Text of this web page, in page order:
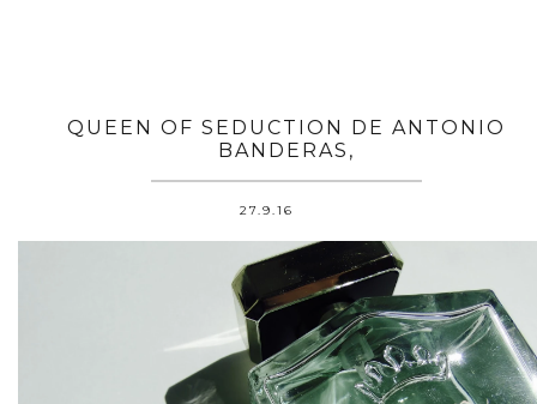
QUEEN OF SEDUCTION DE ANTONIO
BANDERAS,
27.9.16